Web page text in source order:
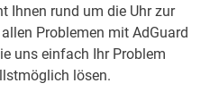
Ihnen rund um die Uhr zur
Problemen mit AdGuard
uns einfach Ihr Problem
lösen.